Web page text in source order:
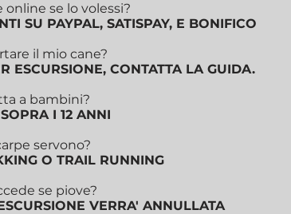
online se lo volessi?
SU PAYPAL, SATISPAY, E BONIFICO
il mio cane?
ESCURSIONE, CONTATTA LA GUIDA.
a bambini?
I 12 ANNI
servono?
O TRAIL RUNNING
se piove?
VERRA' ANNULLATA